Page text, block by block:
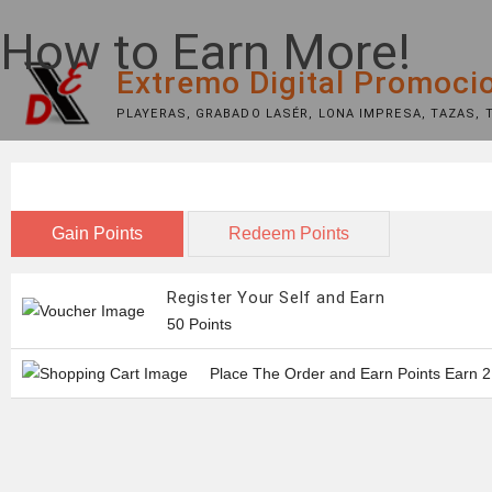
to
content
Extremo Digital
PLAYERAS, GRABADO LASÉR, LONA IMPRESA,
TIENDA RECURSOS ENVIÓS Y DEVOLUCIONES
How to Earn More!
Gain Points Redeem Points
Register Your Self and Earn
50 Points
Place The Order and Earn Points Earn